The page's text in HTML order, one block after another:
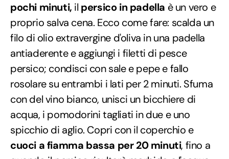
pochi minuti, il persico in padella è un vero e
proprio salva cena. Ecco come fare: scalda un
filo di olio extravergine d'oliva in una padella
antiaderente e aggiungi i filetti di pesce
persico; condisci con sale e pepe e fallo
rosolare su entrambi i lati per 2 minuti. Sfuma
con del vino bianco, unisci un bicchiere di
acqua, i pomodorini tagliati in due e uno
spicchio di aglio. Copri con il coperchio e
cuoci a fiamma bassa per 20 minuti, fino a